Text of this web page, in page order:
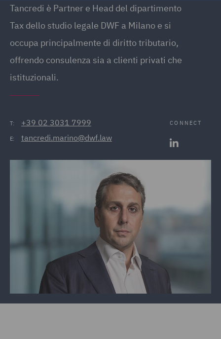
Tancredi è Partner e Head del dipartimento
Tax dello studio legale DWF a Milano e si
occupa principalmente di diritto tributario,
offrendo consulenza sia a clienti privati che
istituzionali.
T: +39 02 3031 7999
E: tancredi.marino@dwf.law
CONNECT